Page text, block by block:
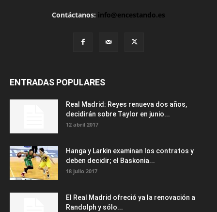
Contáctanos: info@encestando.es
ENTRADAS POPULARES
Real Madrid: Reyes renueva dos años,
decidirán sobre Taylor en junio...
12 abril 2017
Hanga y Larkin examinan los contratos y
deben decidir; el Baskonia...
18 julio 2017
El Real Madrid ofreció ya la renovación a
Randolph y sólo...